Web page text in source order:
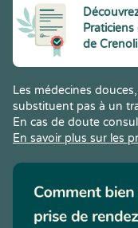
de
Les médecines
substituent pas à un
En cas de doute
En savoir plus sur les